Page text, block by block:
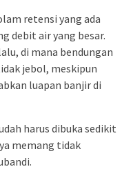
retensi yang ada
debit air yang besar.
di mana bendungan
jebol, meskipun
luapan banjir di
harus dibuka sedikit
memang tidak